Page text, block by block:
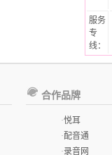
服务
专
线：
合作品牌
·悦耳
·配音通
·录音网